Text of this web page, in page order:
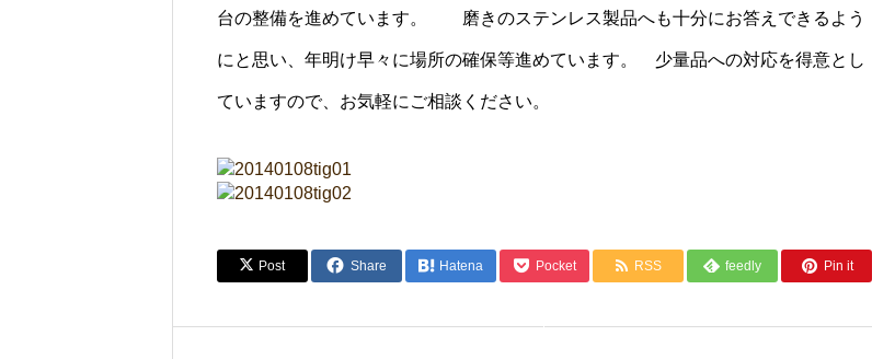
台の整備を進めています。 磨きのステンレス製品へも十分にお答えできるよう
にと思い、年明け早々に場所の確保等進めています。 少量品への対応を得意とし
ていますので、お気軽にご相談ください。
Post Share Hatena Pocket RSS feedly Pin it